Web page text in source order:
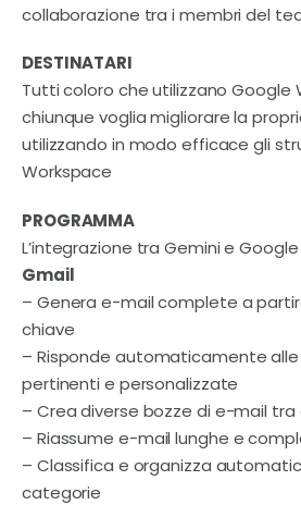
collaborazione tra i membri del
DESTINATARI
Tutti coloro che utilizzano Google
chiunque voglia migliorare la
utilizzando in modo efficace gli
Workspace
PROGRAMMA
L’integrazione tra Gemini e
Gmail
– Genera e-mail complete a
chiave
– Risponde automaticamente
pertinenti e personalizzate
– Crea diverse bozze di e-mail tra
– Riassume e-mail lunghe e
– Classifica e organizza
categorie